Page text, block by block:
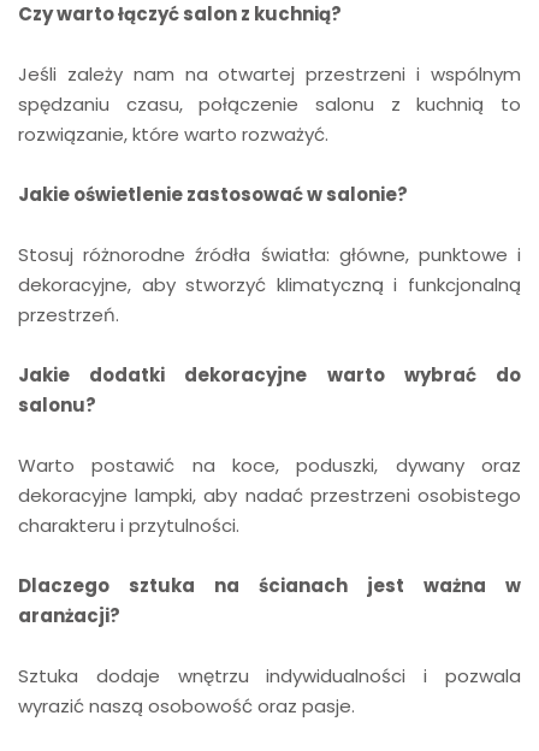
Czy warto łączyć salon z kuchnią?
Jeśli zależy nam na otwartej przestrzeni i wspólnym
spędzaniu czasu, połączenie salonu z kuchnią to
rozwiązanie, które warto rozważyć.
Jakie oświetlenie zastosować w salonie?
Stosuj różnorodne źródła światła: główne, punktowe i
dekoracyjne, aby stworzyć klimatyczną i funkcjonalną
przestrzeń.
Jakie dodatki dekoracyjne warto wybrać do
salonu?
Warto postawić na koce, poduszki, dywany oraz
dekoracyjne lampki, aby nadać przestrzeni osobistego
charakteru i przytulności.
Dlaczego sztuka na ścianach jest ważna w
aranżacji?
Sztuka dodaje wnętrzu indywidualności i pozwala
wyrazić naszą osobowość oraz pasje.